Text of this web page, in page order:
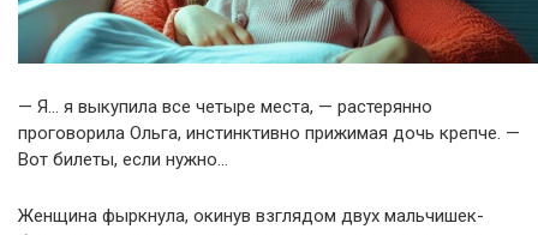
— Я… я выкупила все четыре места, — растерянно
проговорила Ольга, инстинктивно прижимая дочь крепче. —
Вот билеты, если нужно…
Женщина фыркнула, окинув взглядом двух мальчишек-